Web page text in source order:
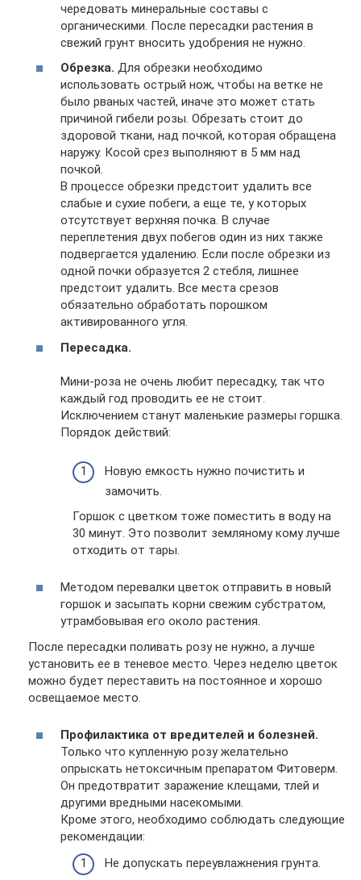
чередовать минеральные составы с
органическими. После пересадки растения в
свежий грунт вносить удобрения не нужно.
Обрезка. Для обрезки необходимо
использовать острый нож, чтобы на ветке не
было рваных частей, иначе это может стать
причиной гибели розы. Обрезать стоит до
здоровой ткани, над почкой, которая обращена
наружу. Косой срез выполняют в 5 мм над
почкой.
В процессе обрезки предстоит удалить все
слабые и сухие побеги, а еще те, у которых
отсутствует верхняя почка. В случае
переплетения двух побегов один из них также
подвергается удалению. Если после обрезки из
одной почки образуется 2 стебля, лишнее
предстоит удалить. Все места срезов
обязательно обработать порошком
активированного угля.
Пересадка.
Мини-роза не очень любит пересадку, так что
каждый год проводить ее не стоит.
Исключением станут маленькие размеры горшка.
Порядок действий:
Новую емкость нужно почистить и
замочить.
Горшок с цветком тоже поместить в воду на
30 минут. Это позволит земляному кому лучше
отходить от тары.
Методом перевалки цветок отправить в новый
горшок и засыпать корни свежим субстратом,
утрамбовывая его около растения.
После пересадки поливать розу не нужно, а лучше
установить ее в теневое место. Через неделю цветок
можно будет переставить на постоянное и хорошо
освещаемое место.
Профилактика от вредителей и болезней.
Только что купленную розу желательно
опрыскать нетоксичным препаратом Фитоверм.
Он предотвратит заражение клещами, тлей и
другими вредными насекомыми.
Кроме этого, необходимо соблюдать следующие
рекомендации:
Не допускать переувлажнения грунта.